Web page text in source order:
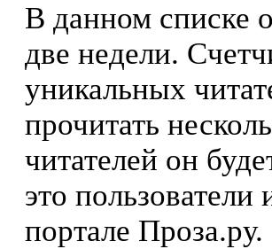
В данном списке
две недели.
уникальных
прочитать
читателей он
это
портале Проза.ру.